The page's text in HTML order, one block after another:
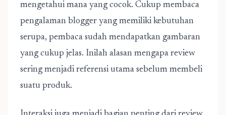
mengetahui mana yang cocok. Cukup membaca
pengalaman blogger yang memiliki kebutuhan
serupa, pembaca sudah mendapatkan gambaran
yang cukup jelas. Inilah alasan mengapa review
sering menjadi referensi utama sebelum membeli
suatu produk.